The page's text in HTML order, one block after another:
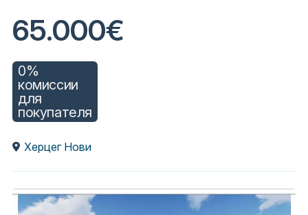
65.000€
0%
комиссии
для
покупателя
Херцег Нови